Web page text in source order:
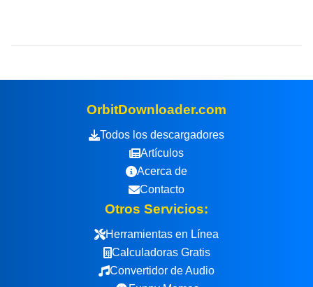
OrbitDownloader.com
Todos los descargadores
Artículos
Acerca de
Contacto
Otros Servicios:
Herramientas en Línea
Calculadoras Gratis
Convertidor de Audio